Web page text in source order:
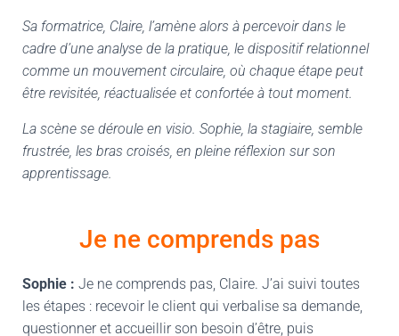
Sa formatrice, Claire, l’amène alors à percevoir dans le
cadre d’une analyse de la pratique, le dispositif relationnel
comme un mouvement circulaire, où chaque étape peut
être revisitée, réactualisée et confortée à tout moment.
La scène se déroule en visio. Sophie, la stagiaire, semble
frustrée, les bras croisés, en pleine réflexion sur son
apprentissage.
Je ne comprends pas
Sophie : Je ne comprends pas, Claire. J’ai suivi toutes
les étapes : recevoir le client qui verbalise sa demande,
questionner et accueillir son besoin d’être, puis